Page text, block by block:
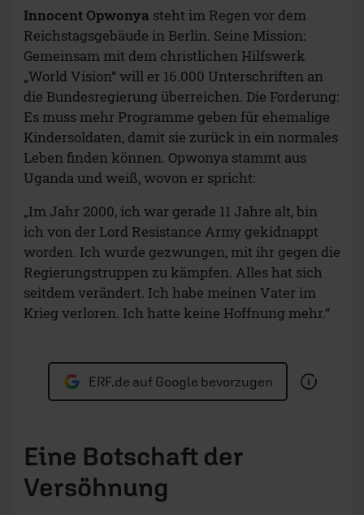
Innocent Opwonya steht im Regen vor dem
Reichstagsgebäude in Berlin. Seine Mission:
Gemeinsam mit dem christlichen Hilfswerk
„World Vision“ will er 16.000 Unterschriften an
die Bundesregierung überreichen. Die Forderung:
Es muss mehr Programme geben für ehemalige
Kindersoldaten, damit sie zurück in ein normales
Leben finden können. Opwonya stammt aus
Uganda und weiß, wovon er spricht:
„Im Jahr 2000, ich war gerade 11 Jahre alt, bin
ich von der Lord Resistance Army gekidnappt
worden. Ich wurde gezwungen, mit ihr gegen die
Regierungstruppen zu kämpfen. Alles hat sich
seitdem verändert. Ich habe meinen Vater im
Krieg verloren. Ich hatte keine Hoffnung mehr.“
ERF.de auf Google bevorzugen
Eine Botschaft der
Versöhnung